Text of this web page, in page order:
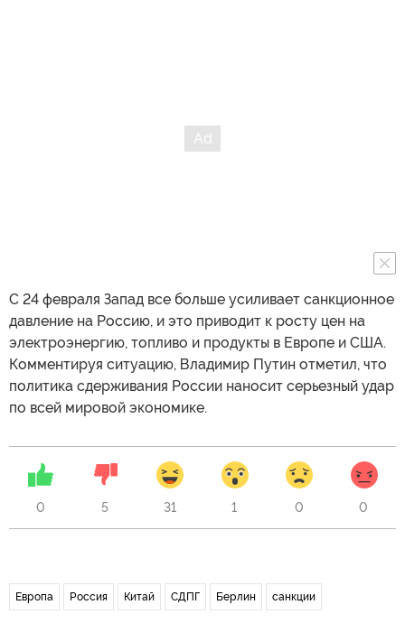
С 24 февраля Запад все больше усиливает санкционное
давление на Россию, и это приводит к росту цен на
электроэнергию, топливо и продукты в Европе и США.
Комментируя ситуацию, Владимир Путин отметил, что
политика сдерживания России наносит серьезный удар
по всей мировой экономике.
0 5 31 1 0 0
Европа Россия Китай СДПГ Берлин санкции